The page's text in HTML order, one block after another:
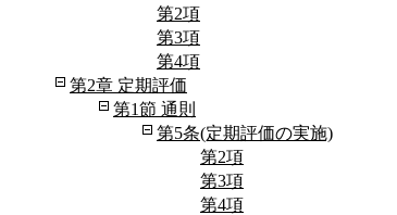
第2項
第3項
第4項
第2章 定期評価
第1節 通則
第5条(定期評価の実施)
第2項
第3項
第4項